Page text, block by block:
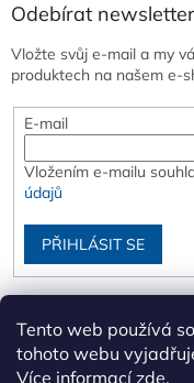
Tento web používá
tohoto webu
Více informacízde.
Odebírat newsletter
Vložte svůj e-mail a my
produktech na našem e-
E-mail
Vložením e-mailu
údajů
PŘIHLÁSIT SE